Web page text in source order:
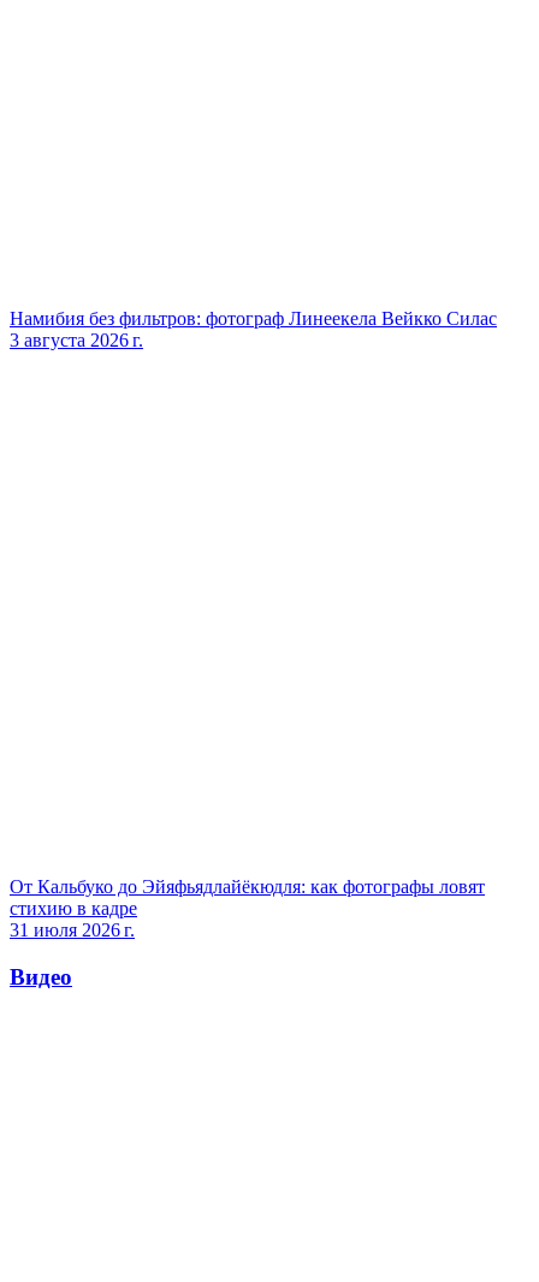
Намибия без фильтров: фотограф Линеекела Вейкко Силас
3 августа 2026 г.
От Кальбуко до Эйяфьядлайёкюдля: как фотографы ловят
стихию в кадре
31 июля 2026 г.
Видео